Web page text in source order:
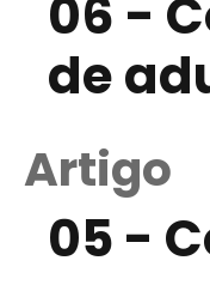
06 -
de
Artigo
05 -